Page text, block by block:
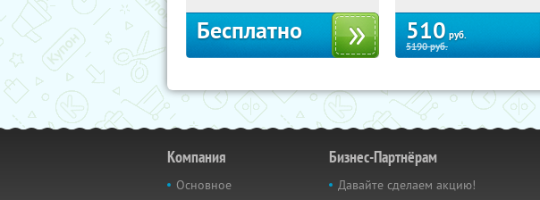
Бесплатно 510 руб.
5190руб.
Компания
Основное
Бизнес-Партнёрам
Давайте сделаем акцию!